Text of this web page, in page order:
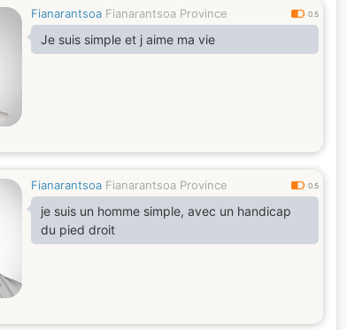
Fianarantsoa Fianarantsoa Province 0.5
Je suis simple et j aime ma vie
Fianarantsoa Fianarantsoa Province 0.5
je suis un homme simple, avec un handicap
du pied droit